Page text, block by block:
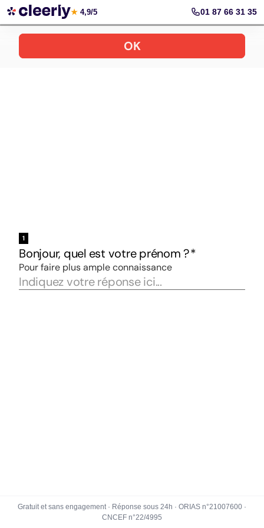
Votre simulation gratuite et personnalisée
★ 4,9/5 01 87 66 31 35
Gratuit et sans engagement · Réponse sous 24h · ORIAS n°21007600 ·
CNCEF n°22/4995